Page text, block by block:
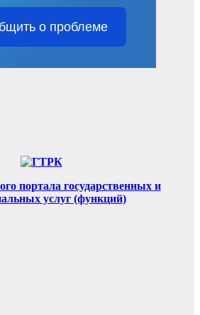
о проблеме